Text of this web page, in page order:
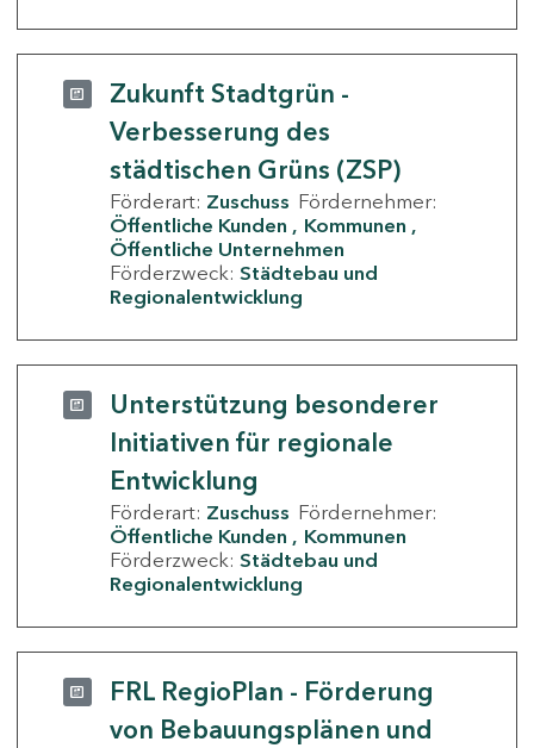
Zukunft Stadtgrün -
Verbesserung des
städtischen Grüns (ZSP)
Förderart: Zuschuss Fördernehmer:
Öffentliche Kunden
Kommunen
Öffentliche Unternehmen
Förderzweck: Städtebau und
Regionalentwicklung
Unterstützung besonderer
Initiativen für regionale
Entwicklung
Förderart: Zuschuss Fördernehmer:
Öffentliche Kunden
Kommunen
Förderzweck: Städtebau und
Regionalentwicklung
FRL RegioPlan - Förderung
von Bebauungsplänen und